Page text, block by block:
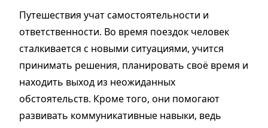
Путешествия учат самостоятельности и
ответственности. Во время поездок человек
сталкивается с новыми ситуациями, учится
принимать решения, планировать своё время и
находить выход из неожиданных
обстоятельств. Кроме того, они помогают
развивать коммуникативные навыки, ведь